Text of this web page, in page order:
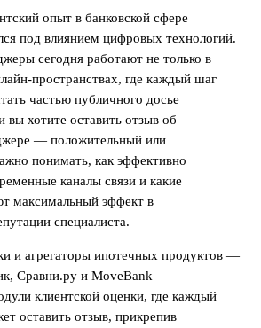
опыт в банковской сфере
под влиянием цифровых технологий.
сегодня работают не только в
пространствах, где каждый шаг
частью публичного досье
вы хотите оставить отзыв об
— положительный или
понимать, как эффективно
каналы связи и какие
максимальный эффект в
специалиста.
и агрегаторы ипотечных продуктов —
Сравни.ру и MoveBank —
клиентской оценки, где каждый
оставить отзыв, прикрепив